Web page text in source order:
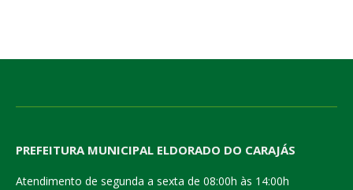
PREFEITURA MUNICIPAL ELDORADO DO CARAJÁS
Atendimento de segunda a sexta de 08:00h às 14:00h